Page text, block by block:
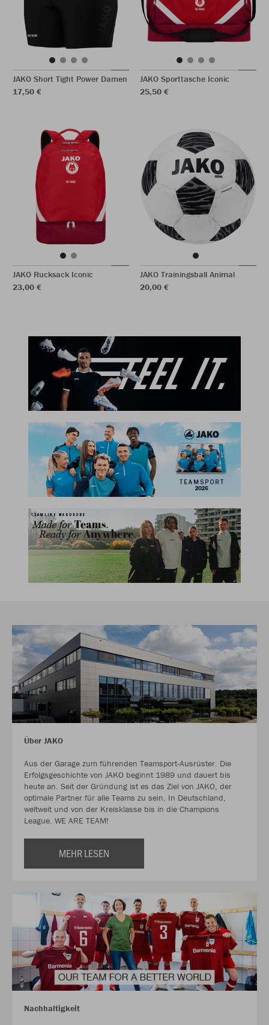
JAKO Short Tight Power Damen
17,50 €
JAKO Sporttasche Iconic
25,50 €
JAKO Rucksack Iconic
23,00 €
JAKO Trainingsball Animal
20,00 €
Über JAKO
Aus der Garage zum führenden Teamsport-Ausrüster. Die
Erfolgsgeschichte von JAKO beginnt 1989 und dauert bis
heute an. Seit der Gründung ist es das Ziel von JAKO, der
optimale Partner für alle Teams zu sein. In Deutschland,
weltweit und von der Kreisklasse bis in die Champions
League. WE ARE TEAM!
MEHR LESEN
Nachhaltigkeit